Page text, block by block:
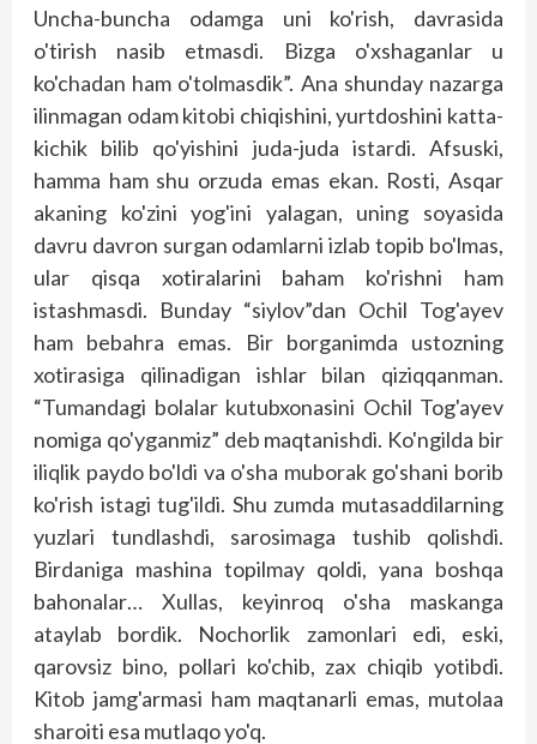
Uncha-buncha odamga uni ko'rish, davrasida
o'tirish nasib etmasdi. Bizga o'xshaganlar u
ko'chadan ham o'tolmasdik”. Ana shunday nazarga
ilinmagan odam kitobi chiqishini, yurtdoshini katta-
kichik bilib qo'yishini juda-juda istardi. Afsuski,
hamma ham shu orzuda emas ekan. Rosti, Asqar
akaning ko'zini yog'ini yalagan, uning soyasida
davru davron surgan odamlarni izlab topib bo'lmas,
ular qisqa xotiralarini baham ko'rishni ham
istashmasdi. Bunday “siylov”dan Ochil Tog'ayev
ham bebahra emas. Bir borganimda ustozning
xotirasiga qilinadigan ishlar bilan qiziqqanman.
“Tumandagi bolalar kutubxonasini Ochil Tog'ayev
nomiga qo'yganmiz” deb maqtanishdi. Ko'ngilda bir
iliqlik paydo bo'ldi va o'sha muborak go'shani borib
ko'rish istagi tug'ildi. Shu zumda mutasaddilarning
yuzlari tundlashdi, sarosimaga tushib qolishdi.
Birdaniga mashina topilmay qoldi, yana boshqa
bahonalar… Xullas, ke­yinroq o'sha maskanga
ataylab bordik. Nochorlik zamonlari edi, eski,
qarovsiz bino, pollari ko'chib, zax chiqib yotibdi.
Kitob jamg'armasi ham maqtanarli emas, mutolaa
sharoiti esa mutlaqo yo'q.